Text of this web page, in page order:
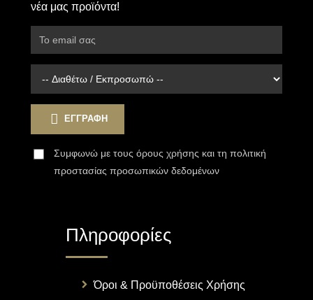
νέα μας προϊόντα!
ΕΓΓΡΑΦΗ
Συμφωνώ με τους όρους χρήσης και τη πολιτική
προστασίας προσωπικών δεδομένων
Πληροφορίες
Όροι & Προϋποθέσεις Χρήσης